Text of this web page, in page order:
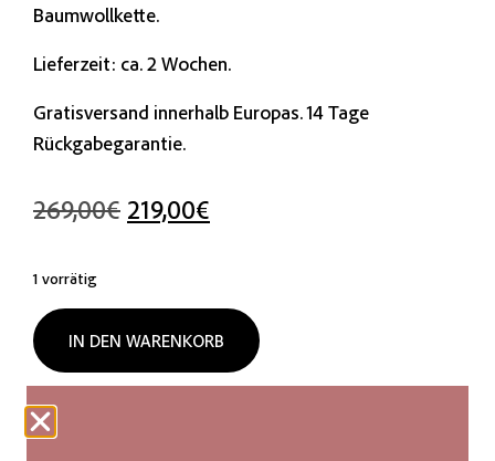
Baumwollkette.
Lieferzeit: ca. 2 Wochen.
Gratisversand innerhalb Europas. 14 Tage
Rückgabegarantie.
269,00€ 219,00€
1 vorrätig
IN DEN WARENKORB